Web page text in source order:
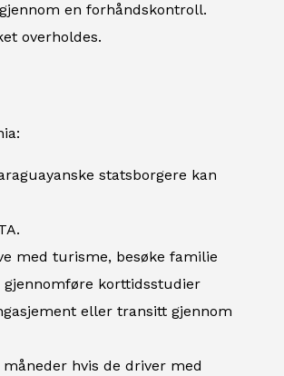
en forhåndskontroll.
overholdes.
statsborgere kan
med turisme, besøke familie
gjennomføre korttidsstudier
eller transitt gjennom
hvis de driver med